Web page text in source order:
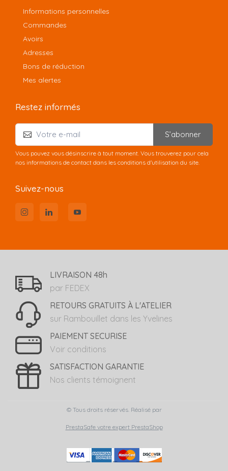
Informations personnelles
Commandes
Avoirs
Adresses
Bons de réduction
Mes alertes
Restez informés
S’abonner
Vous pouvez vous désinscrire à tout moment. Vous trouverez pour cela
nos informations de contact dans les conditions d'utilisation du site.
Suivez-nous
LIVRAISON 48h
par FEDEX
RETOURS GRATUITS À L'ATELIER
sur Rambouillet dans les Yvelines
PAIEMENT SECURISE
Voir conditions
SATISFACTION GARANTIE
Nos clients témoignent
© Tous droits réservés. Réalisé par
PrestaSafe votre expert PrestaShop